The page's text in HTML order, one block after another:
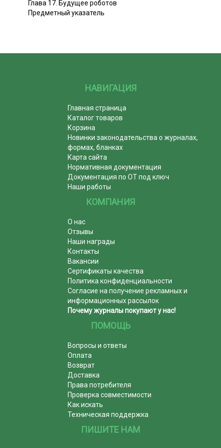
Глава 17. Будущее роботов
Предметный указатель
НАВИГАЦИЯ
Главная страница
Каталог товаров
Корзина
Новинки законодательства о журналах,
формах, бланках
Карта сайта
Нормативная документация
Документация по ОТ под ключ
Наши работы
КОМПАНИЯ
О нас
Отзывы
Наши награды
Контакты
Вакансии
Сертификаты качества
Политика конфиденциальности
Согласие на получение рекламных и
информационных рассылок
Почему журналы покупают у нас!
ПОМОЩЬ
Вопросы и ответы
Оплата
Возврат
Доставка
Права потребителя
Проверка совместимости
Как искать
Техническая поддержка
ПИШИТЕ НАМ